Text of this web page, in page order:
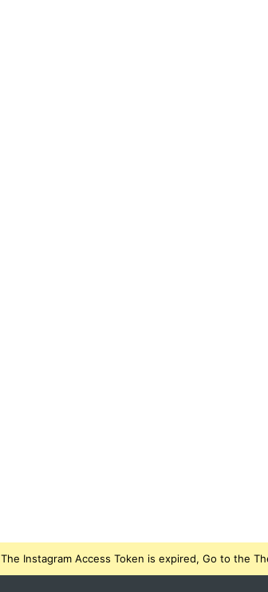
The Instagram Access Token is expired, Go to the